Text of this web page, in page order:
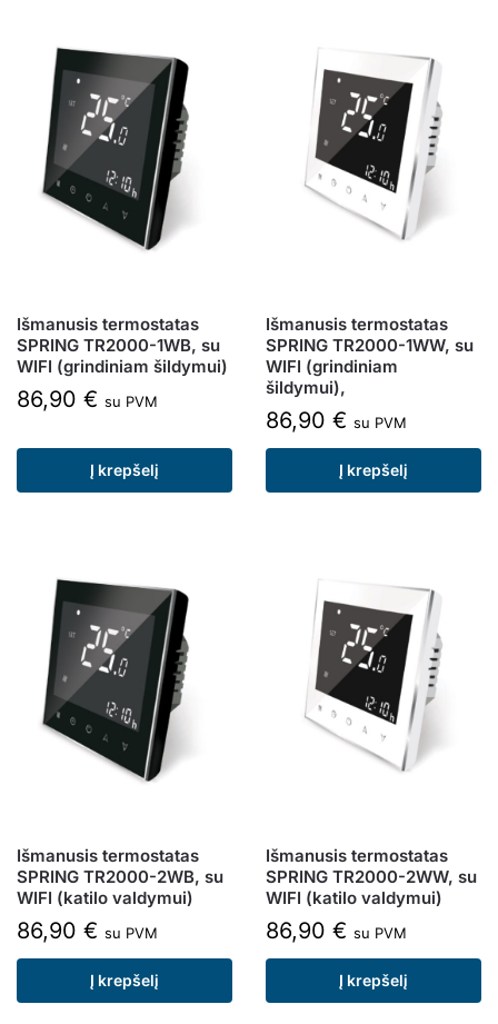
Išmanusis termostatas
SPRING TR2000-1WB, su
WIFI (grindiniam šildymui)
86,90 € su PVM
Į krepšelį
Išmanusis termostatas
SPRING TR2000-1WW, su
WIFI (grindiniam
šildymui),
86,90 € su PVM
Į krepšelį
Išmanusis termostatas
SPRING TR2000-2WB, su
WIFI (katilo valdymui)
86,90 € su PVM
Į krepšelį
Išmanusis termostatas
SPRING TR2000-2WW, su
WIFI (katilo valdymui)
86,90 € su PVM
Į krepšelį